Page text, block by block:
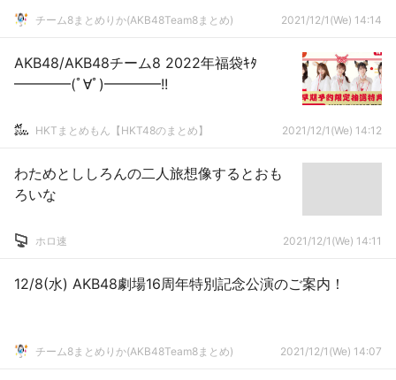
チーム8まとめりか(AKB48Team8まとめ) 2021/12/1(We) 14:14
AKB48/AKB48チーム8 2022年福袋ｷﾀ
━━━━(ﾟ∀ﾟ)━━━━!!
HKTまとめもん【HKT48のまとめ】 2021/12/1(We) 14:12
わためとししろんの二人旅想像するとおも
ろいな
ホロ速 2021/12/1(We) 14:11
12/8(水) AKB48劇場16周年特別記念公演のご案内！
チーム8まとめりか(AKB48Team8まとめ) 2021/12/1(We) 14:07